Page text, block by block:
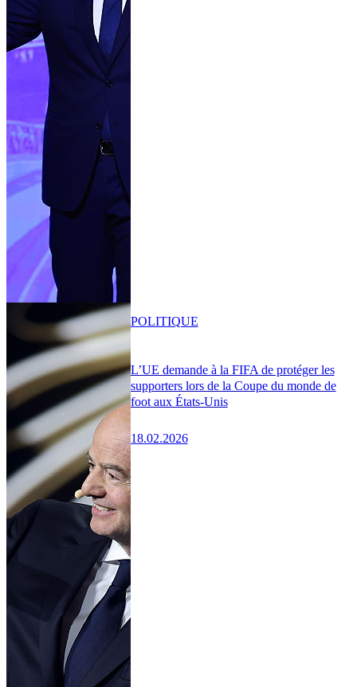
L’UE demande à la FIFA de protéger les
supporters lors de la Coupe du monde de
foot aux États-Unis
18.02.2026
POLITIQUE